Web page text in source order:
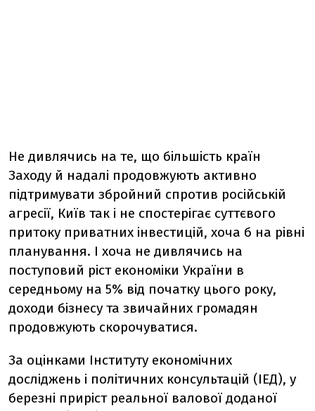
Не дивлячись на те, що більшість країн
Заходу й надалі продовжують активно
підтримувати збройний спротив російській
агресії, Київ так і не спостерігає суттєвого
притоку приватних інвестицій, хоча б на рівні
планування. І хоча не дивлячись на
поступовий ріст економіки України в
середньому на 5% від початку цього року,
доходи бізнесу та звичайних громадян
продовжують скорочуватися.
За оцінками Інституту економічних
досліджень і політичних консультацій (ІЕД), у
березні приріст реальної валової доданої